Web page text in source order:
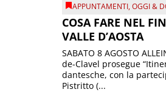
APPUNTAMENTI,OGGI &
COSA FARE NEL
VALLE D’AOSTA
SABATO 8 AGOSTO
de-Clavel prosegue
dantesche, con la
Pistritto (...